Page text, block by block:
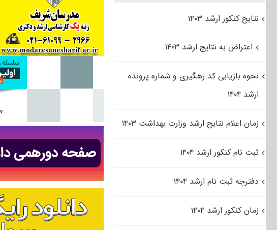
نتایج کنکور ارشد ۱۴۰۳
اعتراض به نتایج ارشد ۱۴۰۳
نحوه بازیابی کد رهگیری و شماره پرونده
ارشد ۱۴۰۴
زمان اعلام نتایج ارشد وزارت بهداشت ۱۴۰۳
ثبت نام کنکور ارشد ۱۴۰۴
دفترچه ثبت نام ارشد ۱۴۰۴
زمان کنکور ارشد ۱۴۰۴